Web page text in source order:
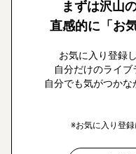
まずは沢山
直感的に「お
お気に入り登録
自分だけのライブ
自分でも気がつかな
※お気に入り登録